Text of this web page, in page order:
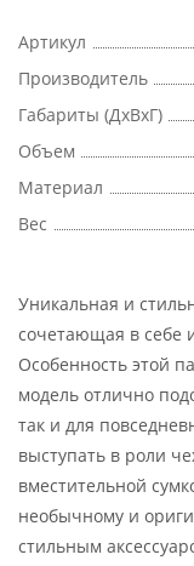
Артикул
Производитель
Габариты (ДхВхГ)
Объем
Материал
Вес
Уникальная и
сочетающая в себе
Особенность этой
модель отлично
так и для
выступать в роли
вместительной
необычному и
стильным